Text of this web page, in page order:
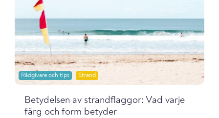
Rådgivare och tips Strand
Betydelsen av strandflaggor: Vad varje
färg och form betyder